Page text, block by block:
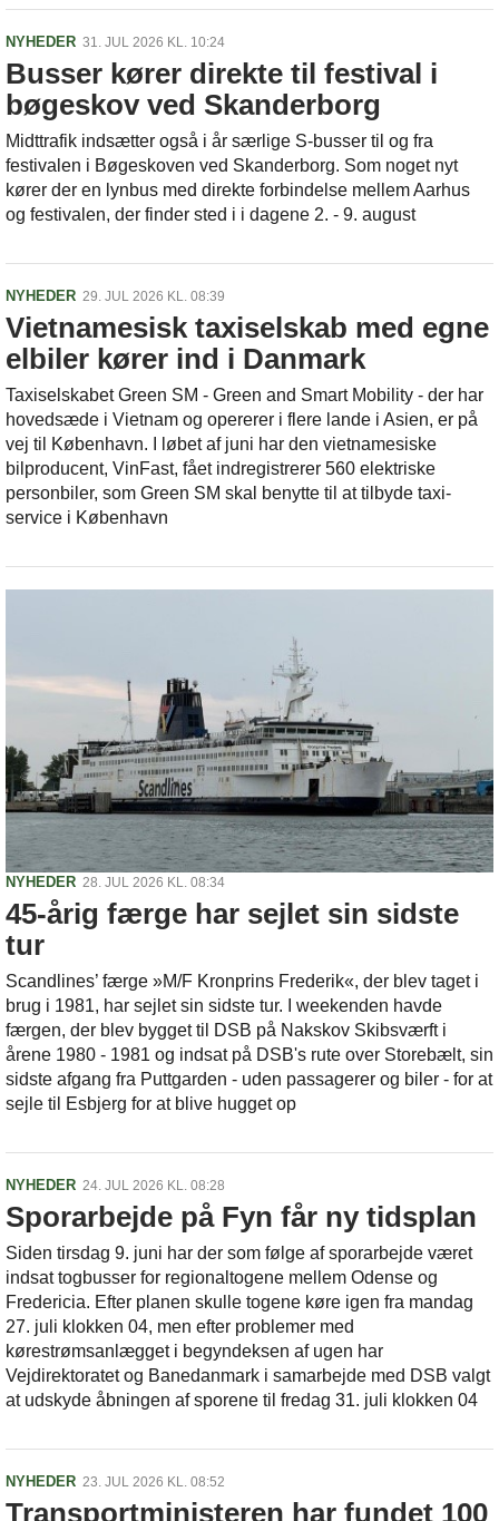
NYHEDER 31. JUL 2026 KL. 10:24
Busser kører direkte til festival i
bøgeskov ved Skanderborg
Midttrafik indsætter også i år særlige S-busser til og fra
festivalen i Bøgeskoven ved Skanderborg. Som noget nyt
kører der en lynbus med direkte forbindelse mellem Aarhus
og festivalen, der finder sted i i dagene 2. - 9. august
NYHEDER 29. JUL 2026 KL. 08:39
Vietnamesisk taxiselskab med egne
elbiler kører ind i Danmark
Taxiselskabet Green SM - Green and Smart Mobility - der har
hovedsæde i Vietnam og opererer i flere lande i Asien, er på
vej til København. I løbet af juni har den vietnamesiske
bilproducent, VinFast, fået indregistrerer 560 elektriske
personbiler, som Green SM skal benytte til at tilbyde taxi-
service i København
NYHEDER 28. JUL 2026 KL. 08:34
45-årig færge har sejlet sin sidste
tur
Scandlines’ færge »M/F Kronprins Frederik«, der blev taget i
brug i 1981, har sejlet sin sidste tur. I weekenden havde
færgen, der blev bygget til DSB på Nakskov Skibsværft i
årene 1980 - 1981 og indsat på DSB's rute over Storebælt, sin
sidste afgang fra Puttgarden - uden passagerer og biler - for at
sejle til Esbjerg for at blive hugget op
NYHEDER 24. JUL 2026 KL. 08:28
Sporarbejde på Fyn får ny tidsplan
Siden tirsdag 9. juni har der som følge af sporarbejde været
indsat togbusser for regionaltogene mellem Odense og
Fredericia. Efter planen skulle togene køre igen fra mandag
27. juli klokken 04, men efter problemer med
kørestrømsanlægget i begyndeksen af ugen har
Vejdirektoratet og Banedanmark i samarbejde med DSB valgt
at udskyde åbningen af sporene til fredag 31. juli klokken 04
NYHEDER 23. JUL 2026 KL. 08:52
Transportministeren har fundet 100